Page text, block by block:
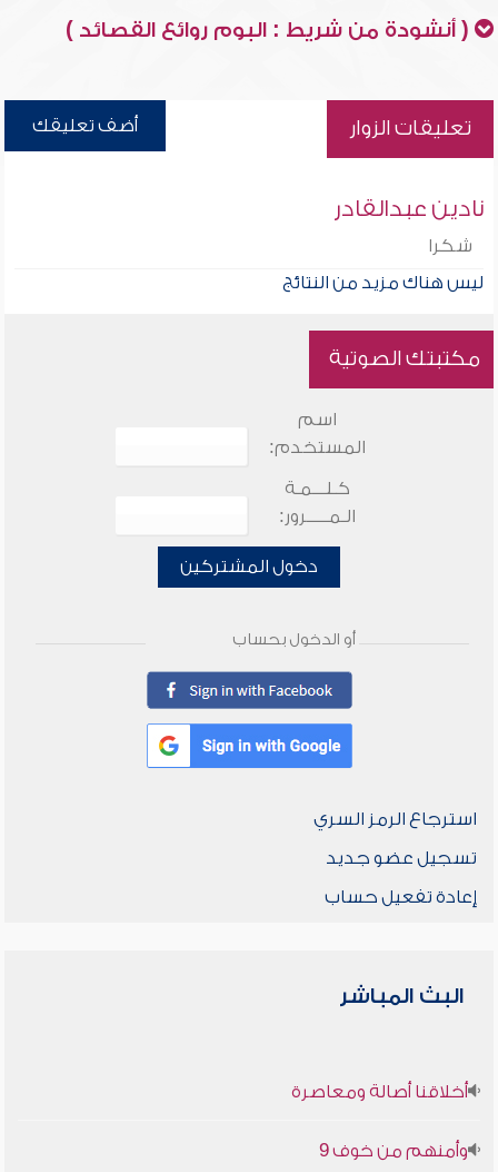
( أنشودة من شريط : البوم روائع القصائد )
تعليقات الزوار أضف تعليقك
نادين عبدالقادر
شكرا
ليس هناك مزيد من النتائج
مكتبتك الصوتية
اسم
المستخدم:
كـلـــمـة
الـمـــــرور:
دخول المشتركين
أو الدخول بحساب
استرجاع الرمز السري
تسجيل عضو جديد
إعادة تفعيل حساب
البث المباشر
أخلاقنا أصالة ومعاصرة
وأمنهم من خوف 9